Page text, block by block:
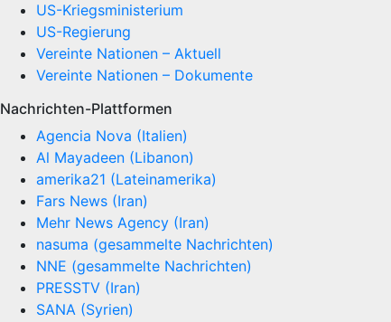
US-Kriegsministerium
US-Regierung
Vereinte Nationen – Aktuell
Vereinte Nationen – Dokumente
Nachrichten-Plattformen
Agencia Nova (Italien)
Al Mayadeen (Libanon)
amerika21 (Lateinamerika)
Fars News (Iran)
Mehr News Agency (Iran)
nasuma (gesammelte Nachrichten)
NNE (gesammelte Nachrichten)
PRESSTV (Iran)
SANA (Syrien)